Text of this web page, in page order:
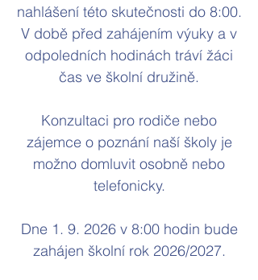
nahlášení této skutečnosti do 8:00.
V době před zahájením výuky a v
odpoledních hodinách tráví žáci
čas ve školní družině.
Konzultaci pro rodiče nebo
zájemce o poznání naší školy je
možno domluvit osobně nebo
telefonicky.
Dne 1. 9. 2026 v 8:00 hodin bude
zahájen školní rok 2026/2027.